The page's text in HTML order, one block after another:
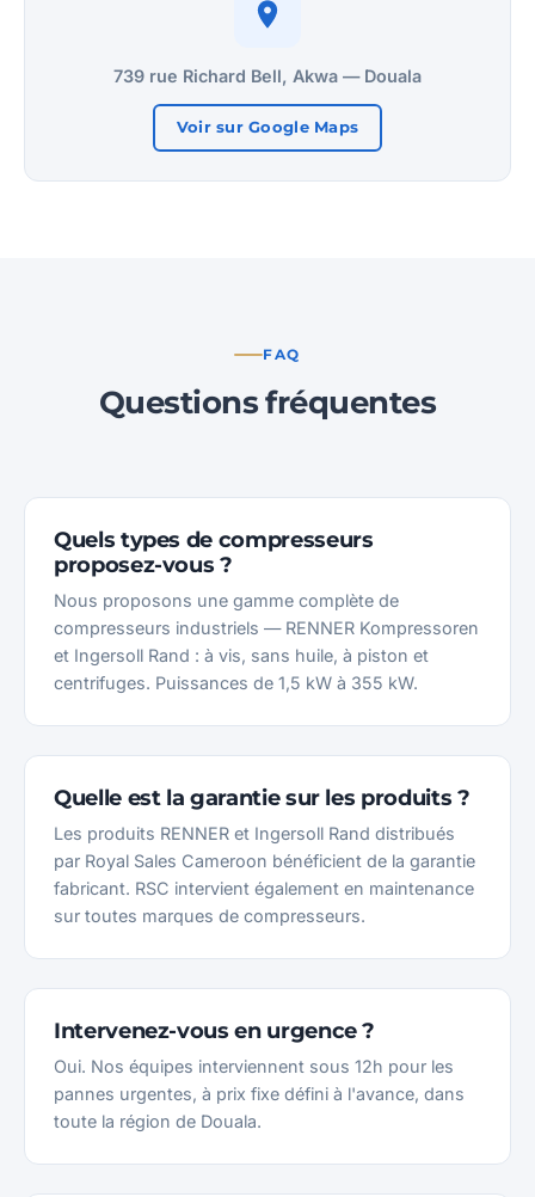
739 rue Richard Bell, Akwa — Douala
Voir sur Google Maps
FAQ
Questions fréquentes
Quels types de compresseurs
proposez-vous ?
Nous proposons une gamme complète de
compresseurs industriels — RENNER Kompressoren
et Ingersoll Rand : à vis, sans huile, à piston et
centrifuges. Puissances de 1,5 kW à 355 kW.
Quelle est la garantie sur les produits ?
Les produits RENNER et Ingersoll Rand distribués
par Royal Sales Cameroon bénéficient de la garantie
fabricant. RSC intervient également en maintenance
sur toutes marques de compresseurs.
Intervenez-vous en urgence ?
Oui. Nos équipes interviennent sous 12h pour les
pannes urgentes, à prix fixe défini à l'avance, dans
toute la région de Douala.